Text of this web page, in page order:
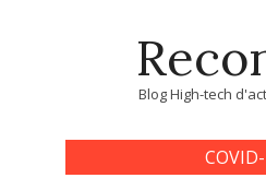
Blog High-tech